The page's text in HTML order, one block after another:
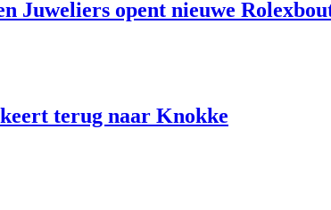
Juweliers opent nieuwe
terug naar Knokke